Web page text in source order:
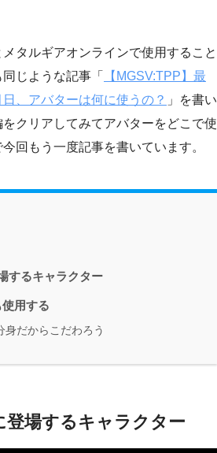
タルギアオンラインで使用すること
じような記事「
【MGSV:TPP】最
、アバターは何に使うの？ 」を書い
クリアしてみてアバターをどこで使
回もう一度記事を書いています。
するキャラクター
用する
身だからこだわろう
登場するキャラクター